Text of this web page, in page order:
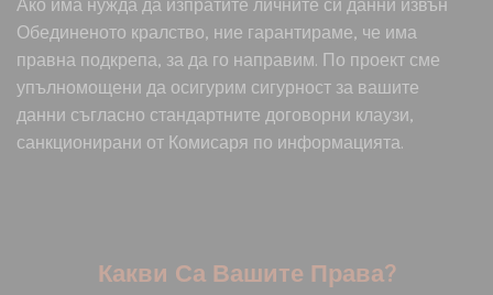
Обединеното кралство, ние гарантираме, че има
правна подкрепа, за да го направим. По проект сме
упълномощени да осигурим сигурност за вашите
данни съгласно стандартните договорни клаузи,
санкционирани от Комисаря по информацията.
Какви Са Вашите Права?